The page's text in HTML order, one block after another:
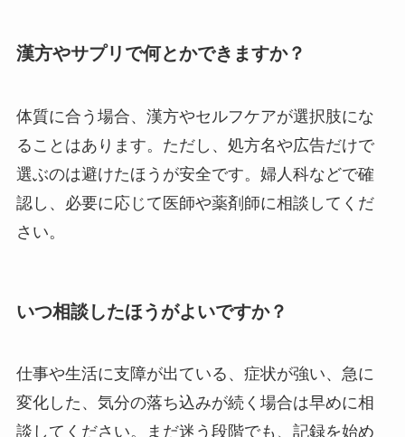
漢方やサプリで何とかできますか？
体質に合う場合、漢方やセルフケアが選択肢にな
ることはあります。ただし、処方名や広告だけで
選ぶのは避けたほうが安全です。婦人科などで確
認し、必要に応じて医師や薬剤師に相談してくだ
さい。
いつ相談したほうがよいですか？
仕事や生活に支障が出ている、症状が強い、急に
変化した、気分の落ち込みが続く場合は早めに相
談してください。まだ迷う段階でも、記録を始め